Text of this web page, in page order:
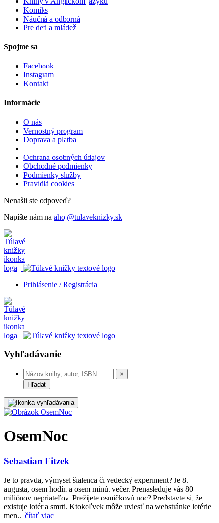
Komiks
Náučná a odborná
Pre deti a mládež
Spojme sa
Facebook
Instagram
Kontakt
Informácie
O nás
Vernostný program
Doprava a platba
Ochrana osobných údajov
Obchodné podmienky
Podmienky služby
Pravidlá cookies
Nenašli ste odpoveď?
Napíšte nám na ahoj@tulaveknizky.sk
Prihlásenie / Registrácia
Vyhľadávanie
×
Hľadať
OsemNoc
Sebastian Fitzek
Je to pravda, výmysel šialenca či vedecký experiment? Je 8.
augusta, osem hodín a osem minút večer. Prenasleduje vás 80
miliónov nepriateľov. Prežijete osmičkovú noc? Predstavte si, že
existuje lotéria smrti. Ktokoľvek môže uviesť na webstránke lotérie
men... čítať viac